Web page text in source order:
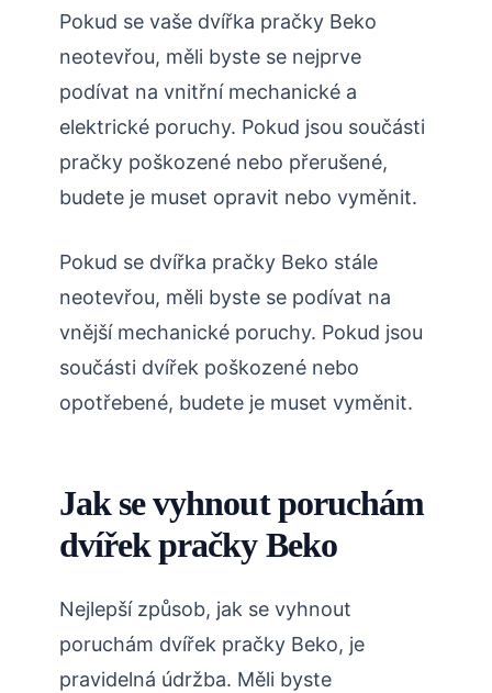
Pokud se vaše dvířka pračky Beko
neotevřou, měli byste se nejprve
podívat na vnitřní mechanické a
elektrické poruchy. Pokud jsou součásti
pračky poškozené nebo přerušené,
budete je muset opravit nebo vyměnit.
Pokud se dvířka pračky Beko stále
neotevřou, měli byste se podívat na
vnější mechanické poruchy. Pokud jsou
součásti dvířek poškozené nebo
opotřebené, budete je muset vyměnit.
Jak se vyhnout poruchám
dvířek pračky Beko
Nejlepší způsob, jak se vyhnout
poruchám dvířek pračky Beko, je
pravidelná údržba. Měli byste